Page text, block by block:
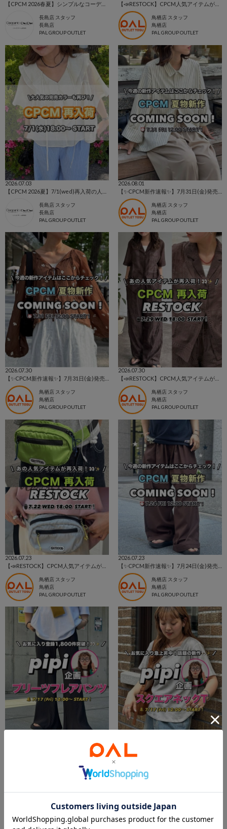
長島店 スタッフ
長島店
PAL GROUP OUTLET
【📣RESTOCK】CPCM人気アイテムが再入荷！
鳥栖店 スタッフ
鳥栖店
PAL GROUP OUTLET
2026.07.03
長島店 スタッフ
長島店
PAL GROUP OUTLET
2026.08.01
鳥栖店 スタッフ
鳥栖店
PAL GROUP OUTLET
2026.07.30
鳥栖店 スタッフ
鳥栖店
PAL GROUP OUTLET
2026.07.30
【📣RESTOCK】CPCM人気アイテムが再入荷！
鳥栖店 スタッフ
鳥栖店
PAL GROUP OUTLET
2026.07.23
鳥栖店 スタッフ
鳥栖店
PAL GROUP OUTLET
2026.07.23
鳥栖店 スタッフ
鳥栖店
PAL GROUP OUTLET
【お気に入り1,800件突破！】話題のpipi企画プリーツフレアパンツ✨
PAL GROUP OUTLET
2026.07.17